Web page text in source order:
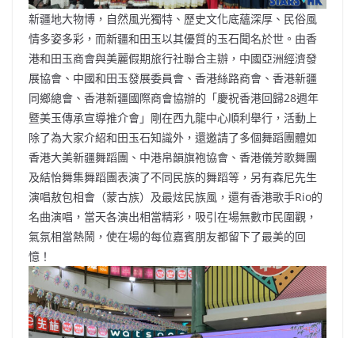
新疆地大物博，自然風光獨特、歷史文化底蘊深厚、民俗風
情多姿多彩，而新疆和田玉以其優質的玉石聞名於世。由香
港和田玉商會與美麗假期旅行社聯合主辦，中國亞洲經濟發
展協會、中國和田玉發展委員會、香港絲路商會、香港新疆
同鄉總會、香港新疆國際商會協辦的「慶祝香港回歸28週年
暨美玉傳承宣導推介會」剛在西九龍中心順利舉行，活動上
除了為大家介紹和田玉石知識外，還邀請了多個舞蹈團體如
香港大美新疆舞蹈團、中港帛韻旗袍協會、香港儀芳歌舞團
及結怡舞集舞蹈團表演了不同民族的舞蹈等，另有森尼先生
演唱敖包相會（蒙古族）及最炫民族風，還有香港歌手Rio的
名曲演唱，當天各演出相當精彩，吸引在場無數市民圍觀，
氣氛相當熱鬧，使在場的每位嘉賓朋友都留下了最美的回
憶！